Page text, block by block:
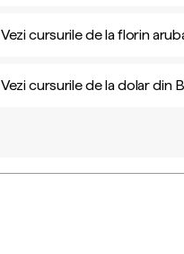
Vezi cursurile de la florin
Vezi cursurile de la dolar din